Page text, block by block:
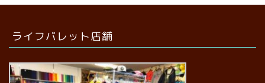
ライフパレット店舗